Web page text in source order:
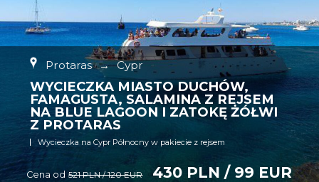
Protaras → Cypr
WYCIECZKA MIASTO DUCHÓW,
FAMAGUSTA, SALAMINA Z REJSEM
NA BLUE LAGOON I ZATOKĘ ŻÓŁWI
Z PROTARAS
Wycieczka na Cypr Północny w pakiecie z rejsem
Cena od 521 PLN / 120 EUR 430 PLN / 99 EUR